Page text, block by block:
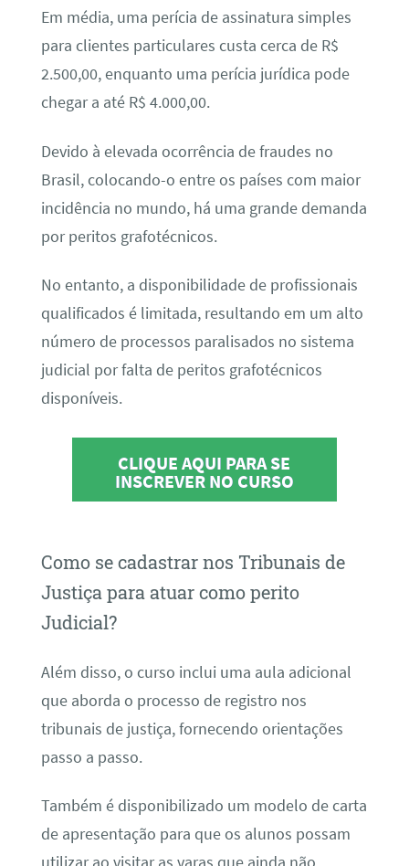
Em média, uma perícia de assinatura simples
para clientes particulares custa cerca de R$
2.500,00, enquanto uma perícia jurídica pode
chegar a até R$ 4.000,00.
Devido à elevada ocorrência de fraudes no
Brasil, colocando-o entre os países com maior
incidência no mundo, há uma grande demanda
por peritos grafotécnicos.
No entanto, a disponibilidade de profissionais
qualificados é limitada, resultando em um alto
número de processos paralisados no sistema
judicial por falta de peritos grafotécnicos
disponíveis.
CLIQUE AQUI PARA SE
INSCREVER NO CURSO
Como se cadastrar nos Tribunais de
Justiça para atuar como perito
Judicial?
Além disso, o curso inclui uma aula adicional
que aborda o processo de registro nos
tribunais de justiça, fornecendo orientações
passo a passo.
Também é disponibilizado um modelo de carta
de apresentação para que os alunos possam